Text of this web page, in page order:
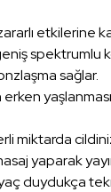
etkilerine
spektrumlu
sağlar.
miktarda
yaparak
duydukça